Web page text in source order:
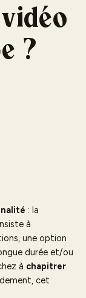
?
: la
à
une option
durée et/ou
à chapitrer
cet